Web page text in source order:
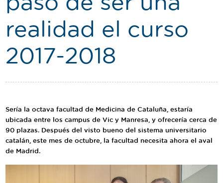
Contacto
Buscador
Català
Segueix-nos:
realidad el curso
2017-2018
Sería la octava facultad de Medicina de Cataluña, estaría
ubicada entre los campus de Vic y Manresa, y ofrecería cerca de
90 plazas. Después del visto bueno del sistema universitario
catalán, este mes de octubre, la facultad necesita ahora el aval
de Madrid.